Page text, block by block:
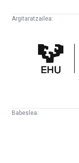
Argitaratzailea:
Zientifikoko
Katedra
Babeslea: